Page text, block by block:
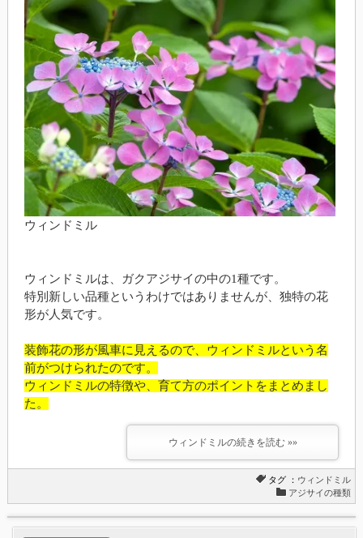
ウィンドミル
ウィンドミルは、ガクアジサイの中の1種です。
特別新しい品種というわけではありませんが、独特の花
形が人気です。
装飾花の形が風車に見えるので、ウィンドミルという名
前がつけられたのです。
ウィンドミルの特徴や、育て方のポイントをまとめまし
た。
ウィンドミルの続きを読む »»
タグ ： ウィンドミル
アジサイの種類